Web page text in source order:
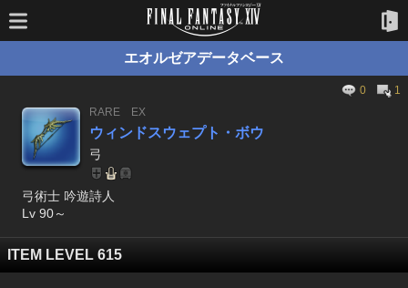
エオルゼアデータベース
0
1
RARE
EX
ウィンドスウェプト・ボウ
弓
弓術士 吟遊詩人
Lv 90～
ITEM LEVEL 615